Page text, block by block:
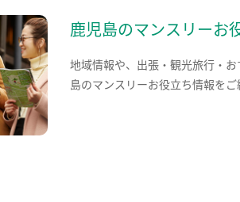
鹿児島のマンスリーお
地域情報や、出張・観光旅行・
島のマンスリーお役立ち情報をご